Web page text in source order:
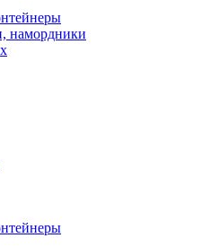
намордники